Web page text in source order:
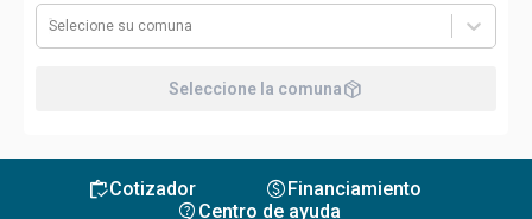
Selecione su comuna
Seleccione la comunapackage_2
inventoryCotizador monetization_onFinanciamiento
contact_support Centro de ayuda